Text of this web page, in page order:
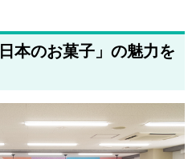
本のお菓子」の魅力を